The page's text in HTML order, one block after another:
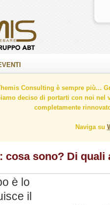
Consulting è sempre più...
deciso di portarti con noi nel
completamente
Naviga su
sono? Di quali
è lo
il